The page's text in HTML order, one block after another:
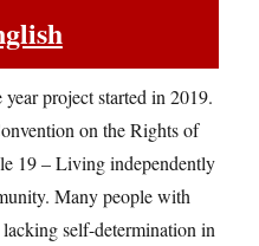
project started in 2019.
on the Rights of
19 – Living independently
Many people with
self-determination in